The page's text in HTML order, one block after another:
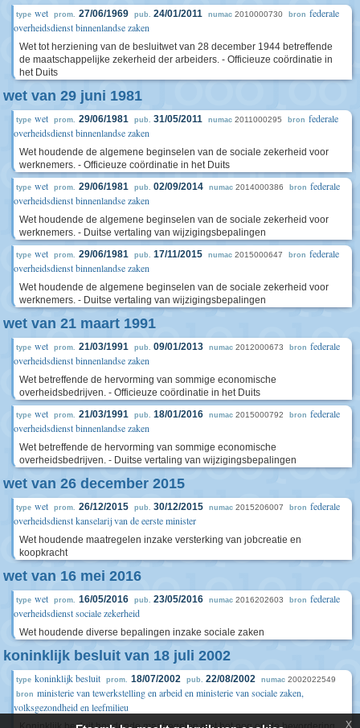
type wet prom. 27/06/1969 pub. 24/01/2011 numac 2010000730 bron federale
overheidsdienst binnenlandse zaken
Wet tot herziening van de besluitwet van 28 december 1944 betreffende
de maatschappelijke zekerheid der arbeiders. - Officieuze coördinatie in
het Duits
wet van 29 juni 1981
type wet prom. 29/06/1981 pub. 31/05/2011 numac 2011000295 bron federale
overheidsdienst binnenlandse zaken
Wet houdende de algemene beginselen van de sociale zekerheid voor
werknemers. - Officieuze coördinatie in het Duits
type wet prom. 29/06/1981 pub. 02/09/2014 numac 2014000386 bron federale
overheidsdienst binnenlandse zaken
Wet houdende de algemene beginselen van de sociale zekerheid voor
werknemers. - Duitse vertaling van wijzigingsbepalingen
type wet prom. 29/06/1981 pub. 17/11/2015 numac 2015000647 bron federale
overheidsdienst binnenlandse zaken
Wet houdende de algemene beginselen van de sociale zekerheid voor
werknemers. - Duitse vertaling van wijzigingsbepalingen
wet van 21 maart 1991
type wet prom. 21/03/1991 pub. 09/01/2013 numac 2012000673 bron federale
overheidsdienst binnenlandse zaken
Wet betreffende de hervorming van sommige economische
overheidsbedrijven. - Officieuze coördinatie in het Duits
type wet prom. 21/03/1991 pub. 18/01/2016 numac 2015000792 bron federale
overheidsdienst binnenlandse zaken
Wet betreffende de hervorming van sommige economische
overheidsbedrijven. - Duitse vertaling van wijzigingsbepalingen
wet van 26 december 2015
type wet prom. 26/12/2015 pub. 30/12/2015 numac 2015206007 bron federale
overheidsdienst kanselarij van de eerste minister
Wet houdende maatregelen inzake versterking van jobcreatie en
koopkracht
wet van 16 mei 2016
type wet prom. 16/05/2016 pub. 23/05/2016 numac 2016202603 bron federale
overheidsdienst sociale zekerheid
Wet houdende diverse bepalingen inzake sociale zaken
koninklijk besluit van 18 juli 2002
type koninklijk besluit prom. 18/07/2002 pub. 22/08/2002 numac 2002022549
bron ministerie van tewerkstelling en arbeid en ministerie van sociale zaken,
volksgezondheid en leefmilieu
x